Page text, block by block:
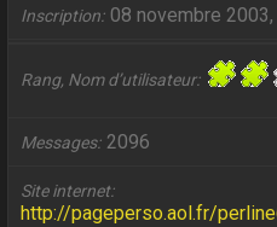
Inscription 08 novembre 2003,
Rang, Nom d’utilisateur
Messages 2096
Site internet
http://pageperso.aol.fr/